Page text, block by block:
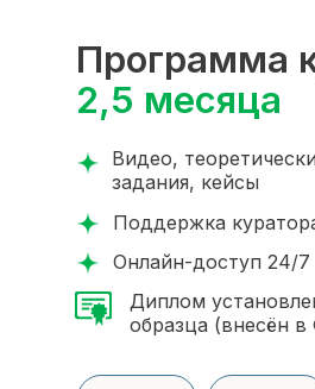
Программа
2,5 месяца
Видео,
задания, кейсы
Поддержка
Диплом
образца (внесён
Онлайн-доступ 24/7